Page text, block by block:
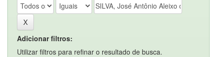
Adicionar filtros:
Utilizar filtros para refinar o resultado de busca.